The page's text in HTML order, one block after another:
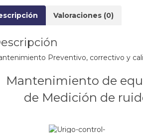
Valoraciones (0)
Preventivo, correctivo y
Mantenimiento de
de Medición de